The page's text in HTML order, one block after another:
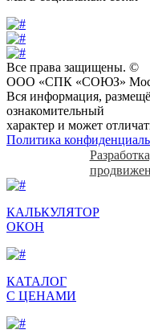
Все права защищены. ©
ООО «СПК «СОЮЗ»
Вся информация,
ознакомительный
характер и может
Политика
КАЛЬКУЛЯТОР
ОКОН
КАТАЛОГ
С ЦЕНАМИ